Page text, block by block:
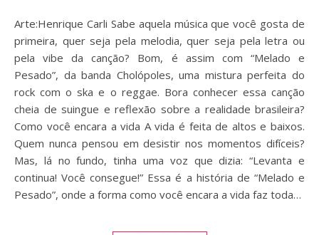
Arte:Henrique Carli Sabe aquela música que você gosta de
primeira, quer seja pela melodia, quer seja pela letra ou
pela vibe da canção? Bom, é assim com “Melado e
Pesado”, da banda Cholópoles, uma mistura perfeita do
rock com o ska e o reggae. Bora conhecer essa canção
cheia de suingue e reflexão sobre a realidade brasileira?
Como você encara a vida A vida é feita de altos e baixos.
Quem nunca pensou em desistir nos momentos difíceis?
Mas, lá no fundo, tinha uma voz que dizia: “Levanta e
continua! Você consegue!” Essa é a história de “Melado e
Pesado”, onde a forma como você encara a vida faz toda…